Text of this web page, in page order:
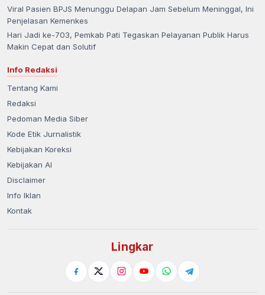
Viral Pasien BPJS Menunggu Delapan Jam Sebelum Meninggal, Ini
Penjelasan Kemenkes
Hari Jadi ke-703, Pemkab Pati Tegaskan Pelayanan Publik Harus
Makin Cepat dan Solutif
Info Redaksi
Tentang Kami
Redaksi
Pedoman Media Siber
Kode Etik Jurnalistik
Kebijakan Koreksi
Kebijakan AI
Disclaimer
Info Iklan
Kontak
Lingkar